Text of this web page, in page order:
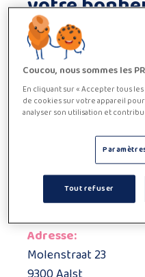
Vous êtes à la recherche
pour vous soutenir dans
Ou êtes-vous plutôt
aide-ménagère, qui vous
en travaillant de manière
Que vous soyez à la
d’un emploi dans ce
l’un de nos bureaux et
pouvons vous aider à
Adresse:
Molenstraat 23
Coucou, nous sommes les
En cliquant sur « Accepter tous
de cookies sur votre appareil
analyser son utilisation et
Tout refuser